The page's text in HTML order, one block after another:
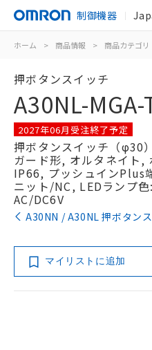
制御機器
ホーム > 商品情報 > 商品カテゴリ
押ボタンスイッチ
A30NL-
2027年06月受注終了予定
押ボタンスイッチ（φ30
ガード形, オルタネイト,
IP66, プッシュインPlus
ニット/NC, LEDランプ
AC/DC6V
A30NN / A30NL 押ボタン
マイリストに追加